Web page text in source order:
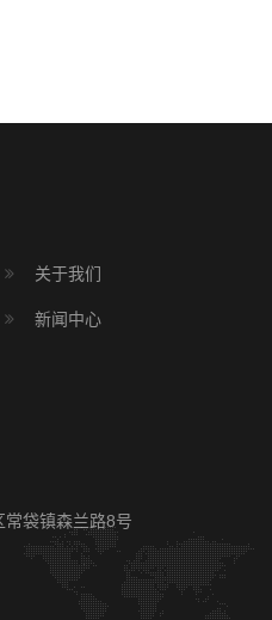
关于我们
新闻中心
袋镇森兰路8号